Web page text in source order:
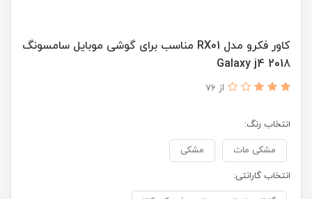
کاور فکرو مدل RX01 مناسب برای گوشی موبایل سامسونگ
Galaxy j4 2018
از 76
انتخاب رنگ:
مشکی مات مشکی
انتخاب گارانتی: